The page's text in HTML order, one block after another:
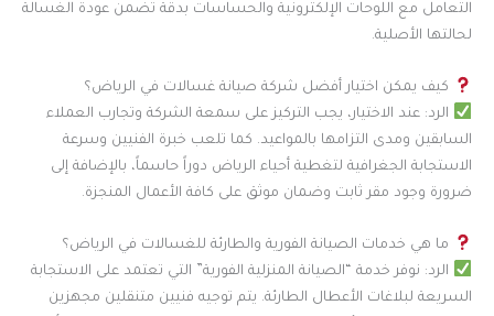
التعامل مع اللوحات الإلكترونية والحساسات بدقة تضمن عودة الغسالة
لحالتها الأصلية.
كيف يمكن اختيار أفضل شركة صيانة غسالات في الرياض؟
الرد: عند الاختيار، يجب التركيز على سمعة الشركة وتجارب العملاء
السابقين ومدى التزامها بالمواعيد. كما تلعب خبرة الفنيين وسرعة
الاستجابة الجغرافية لتغطية أحياء الرياض دوراً حاسماً، بالإضافة إلى
ضرورة وجود مقر ثابت وضمان موثق على كافة الأعمال المنجزة.
ما هي خدمات الصيانة الفورية والطارئة للغسالات في الرياض؟
الرد: نوفر خدمة “الصيانة المنزلية الفورية” التي تعتمد على الاستجابة
السريعة لبلاغات الأعطال الطارئة. يتم توجيه فنيين متنقلين مجهزين